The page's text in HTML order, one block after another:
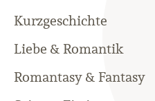
Kurzgeschichte
Liebe & Romantik
Romantasy & Fantasy